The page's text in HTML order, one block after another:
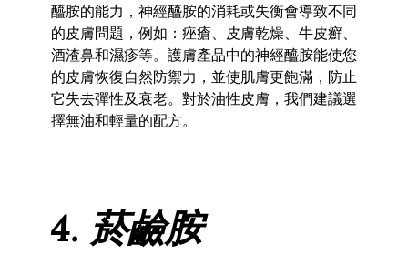
醯胺的能力，神經醯胺的消耗或失衡會導致不同
的皮膚問題，例如：痤瘡、皮膚乾燥、牛皮癬、
酒渣鼻和濕疹等。護膚產品中的神經醯胺能使您
的皮膚恢復自然防禦力，並使肌膚更飽滿，防止
它失去彈性及衰老。對於油性皮膚，我們建議選
擇無油和輕量的配方。
4. 菸鹼胺